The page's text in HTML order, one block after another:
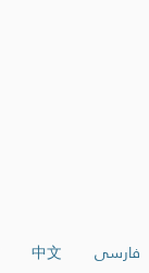
中文 فارسی